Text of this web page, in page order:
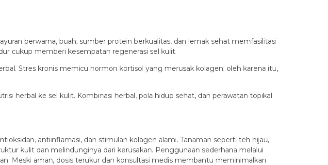
berwarna, buah, sumber protein berkualitas, dan lemak sehat memfasilitasi
cukup memberi kesempatan regenerasi sel kulit.
Stres kronis memicu hormon kortisol yang merusak kolagen; oleh karena itu,
herbal ke sel kulit. Kombinasi herbal, pola hidup sehat, dan perawatan topikal
antiinflamasi, dan stimulan kolagen alami. Tanaman seperti teh hijau,
kulit dan melindunginya dari kerusakan. Penggunaan sederhana melalui
Meski aman, dosis terukur dan konsultasi medis membantu meminimalkan